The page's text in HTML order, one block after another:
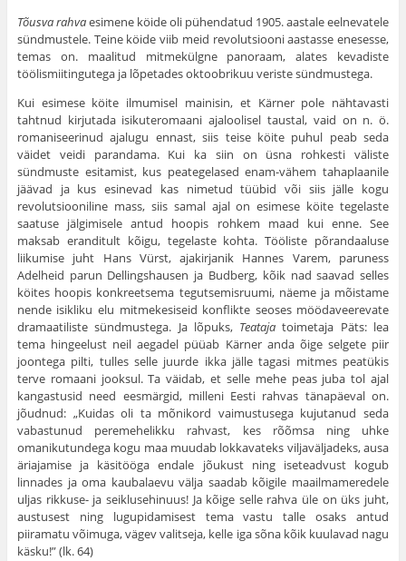
Tõusva rahvaesimene köide oli pühendatud 1905. aastale eelnevatele
sündmustele. Teine köide viib meid revolutsiooni aastasse enesesse,
temas on. maalitud mitmekülgne panoraam, alates kevadiste
töölismiitingutega ja lõpetades oktoobrikuu veriste sündmustega.
Kui esimese köite ilmumisel mainisin, et Kärner pole nähtavasti
tahtnud kirjutada isikuteromaani ajaloolisel taustal, vaid on n. ö.
romaniseerinud ajalugu ennast, siis teise köite puhul peab seda
väidet veidi parandama. Kui ka siin on üsna rohkesti väliste
sündmuste esitamist, kus peategelased enam-vähem tahaplaanile
jäävad ja kus esinevad kas nimetud tüübid või siis jälle kogu
revolutsiooniline mass, siis samal ajal on esimese köite tegelaste
saatuse jälgimisele antud hoopis rohkem maad kui enne. See
maksab eranditult kõigu, tegelaste kohta. Tööliste põrandaaluse
liikumise juht Hans Vürst, ajakirjanik Hannes Varem, paruness
Adelheid parun Dellingshausen ja Budberg, kõik nad saavad selles
köites hoopis konkreetsema tegutsemisruumi, näeme ja mõistame
nende isikliku elu mitmekesiseid konflikte seoses möödaveerevate
dramaatiliste sündmustega. Ja lõpuks, Teatajatoimetaja Päts: lea
tema hingeelust neil aegadel püüab Kärner anda õige selgete piir
joontega pilti, tulles selle juurde ikka jälle tagasi mitmes peatükis
terve romaani jooksul. Ta väidab, et selle mehe peas juba tol ajal
kangastusid need eesmärgid, milleni Eesti rahvas tänapäeval on.
jõudnud: „Kuidas oli ta mõnikord vaimustusega kujutanud seda
vabastunud peremehelikku rahvast, kes rõõmsa ning uhke
omanikutundega kogu maa muudab lokkavateks viljaväljadeks, ausa
äriajamise ja käsitööga endale jõukust ning iseteadvust kogub
linnades ja oma kaubalaevu välja saadab kõigile maailmameredele
uljas rikkuse- ja seiklusehinuus! Ja kõige selle rahva üle on üks juht,
austusest ning lugupidamisest tema vastu talle osaks antud
piiramatu võimuga, vägev valitseja, kelle iga sõna kõik kuulavad nagu
käsku!” (lk. 64)